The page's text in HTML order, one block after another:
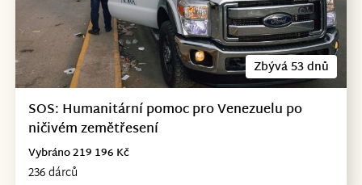
Zbývá 53 dnů
SOS: Humanitární pomoc pro Venezuelu po
ničivém zemětřesení
236 dárců
Vybráno 219 196 Kč